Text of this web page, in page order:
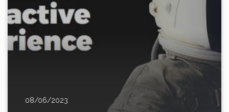
08/06/2023